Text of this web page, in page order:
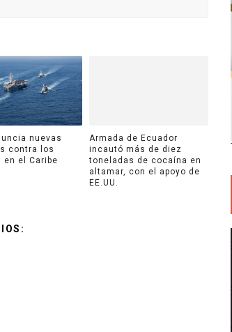
nuevas
contra los
en el Caribe
Armada de Ecuador
incautó más de diez
toneladas de cocaína en
altamar, con el apoyo de
EE.UU.